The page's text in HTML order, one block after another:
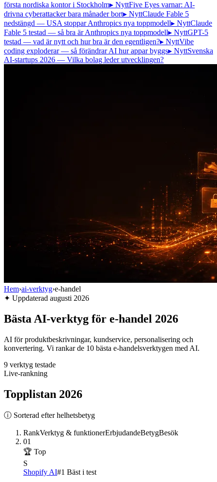
första nordiska kontor i Stockholm▸ NyttFive Eyes varnar: AI-
drivna cyberattacker bara månader bort▸ NyttClaude Fable 5
nedstängd — USA stoppar Anthropics nya toppmodell▸ NyttClaude
Fable 5 testad — så bra är Anthropics nya toppmodell▸ NyttGPT-5
testad — vad är nytt och hur bra är den egentligen?▸ NyttVibe
coding exploderar — så förändrar AI hur appar byggs▸ NyttSvenska
AI-startups 2026 — Vilka bolag leder utvecklingen?
Hem›ai-verktyg›e-handel
✦ Uppdaterad augusti 2026
Bästa AI-verktyg för e-handel 2026
AI för produktbeskrivningar, kundservice, personalisering och
konvertering. Vi rankar de 10 bästa e-handelsverktygen med AI.
9 verktyg testade
Live-rankning
Topplistan 2026
ⓘ Sorterad efter helhetsbetyg
RankVerktyg & funktionerErbjudandeBetygBesök
01
🏆 Top
S
Shopify AI#1 Bäst i test